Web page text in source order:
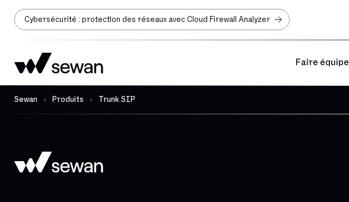
Cybersécurité : protection des réseaux avec Cloud Firewall Analyzer
Faire équipe
Sewan Produits Trunk SIP